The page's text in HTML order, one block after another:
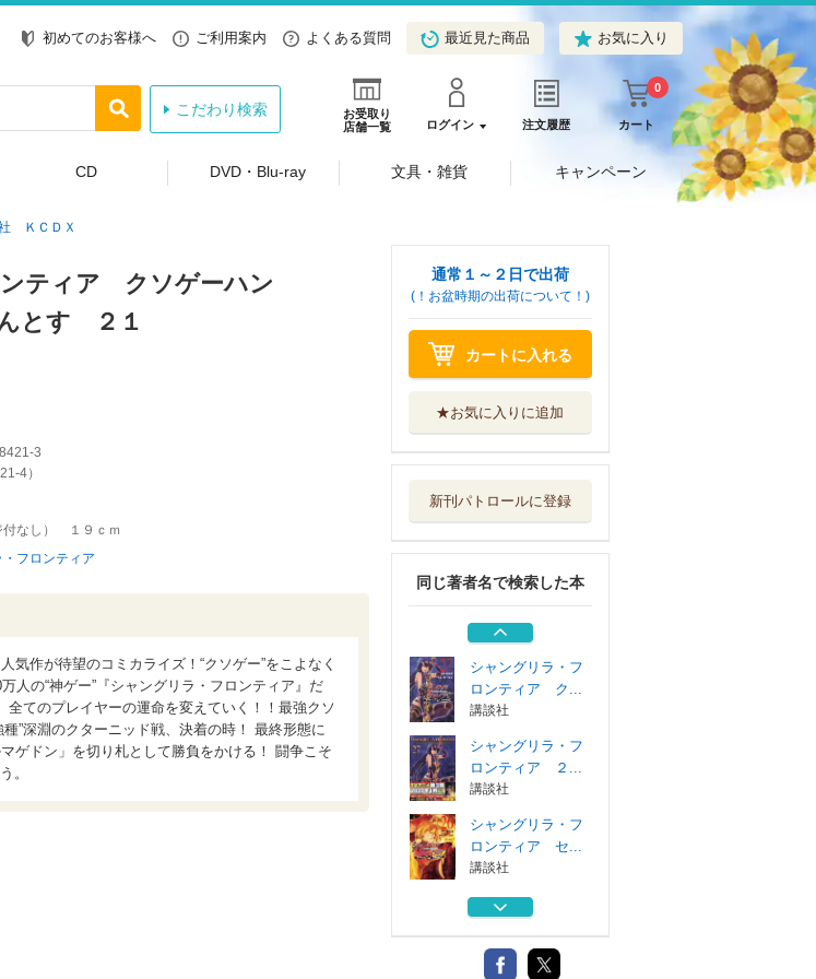
初めてのお客様へ ご利用案内 よくある質問 最近見た商品 お気に入り
お受取り
店舗一覧
ログイン 注文履歴 カート
0
こだわり検索
CD DVD・Blu-ray 文具・雑貨 キャンペーン
ＫＣＤＸ
ティア クソゲーハン
とす ２１
3
4）
付なし） １９ｃｍ
フロンティア
作が待望のコミカライズ！“クソゲー”をこよなく
人の“神ゲー”『シャングリラ・フロンティア』だ
全てのプレイヤーの運命を変えていく！！最強クソ
”深淵のクターニッド戦、決着の時！ 最終形態に
ゲドン」を切り札として勝負をかける！ 闘争こそ
。
通常１～２日で出荷
(！お盆時期の出荷について！)
カートに入れる
★お気に入りに追加
新刊パトロールに登録
同じ著者名で検索した本
シャングリラ・フ
ロンティア セ...
シャングリラ・フ
講談社
シャングリラ・フ
ロンティア ２...
講談社
シャングリラ・フ
ロンティア ク...
講談社
シャングリラ・フ
ロンティア ２...
講談社
シャングリラ・フ
ロンティア セ...
講談社
シャングリラ・フ
講談社